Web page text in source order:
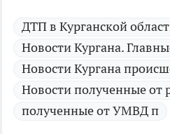
ДТП в Курганской
Новости Кургана.
Новости Кургана
Новости полученные от
полученные от УМВД п